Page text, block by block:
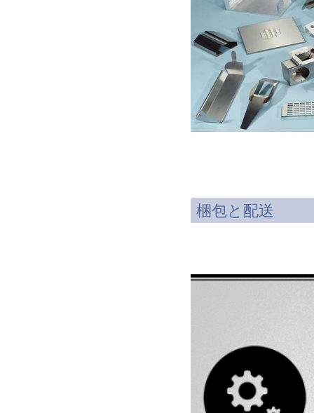
梱包と配送